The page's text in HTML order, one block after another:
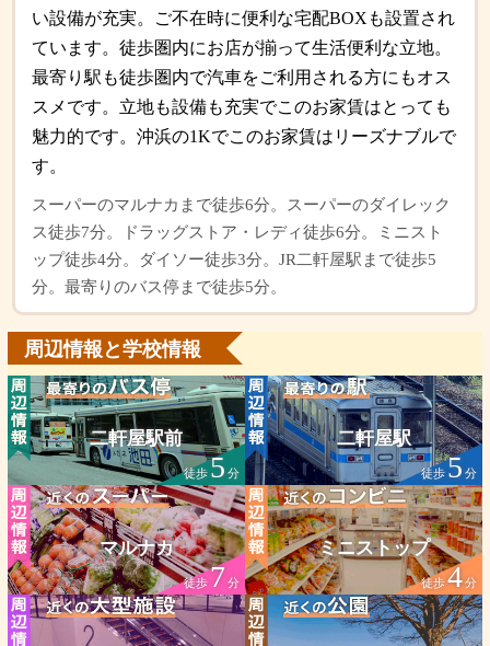
い設備が充実。ご不在時に便利な宅配BOXも設置され
ています。徒歩圏内にお店が揃って生活便利な立地。
最寄り駅も徒歩圏内で汽車をご利用される方にもオス
スメです。立地も設備も充実でこのお家賃はとっても
魅力的です。沖浜の1Kでこのお家賃はリーズナブルで
す。
スーパーのマルナカまで徒歩6分。スーパーのダイレック
ス徒歩7分。ドラッグストア・レディ徒歩6分。ミニスト
ップ徒歩4分。ダイソー徒歩3分。JR二軒屋駅まで徒歩5
分。最寄りのバス停まで徒歩5分。
周辺情報と学校情報
二軒屋駅前
徒歩5分
二軒屋駅
徒歩5 分
マルナカ
徒歩7分
ミニストップ
徒歩4分